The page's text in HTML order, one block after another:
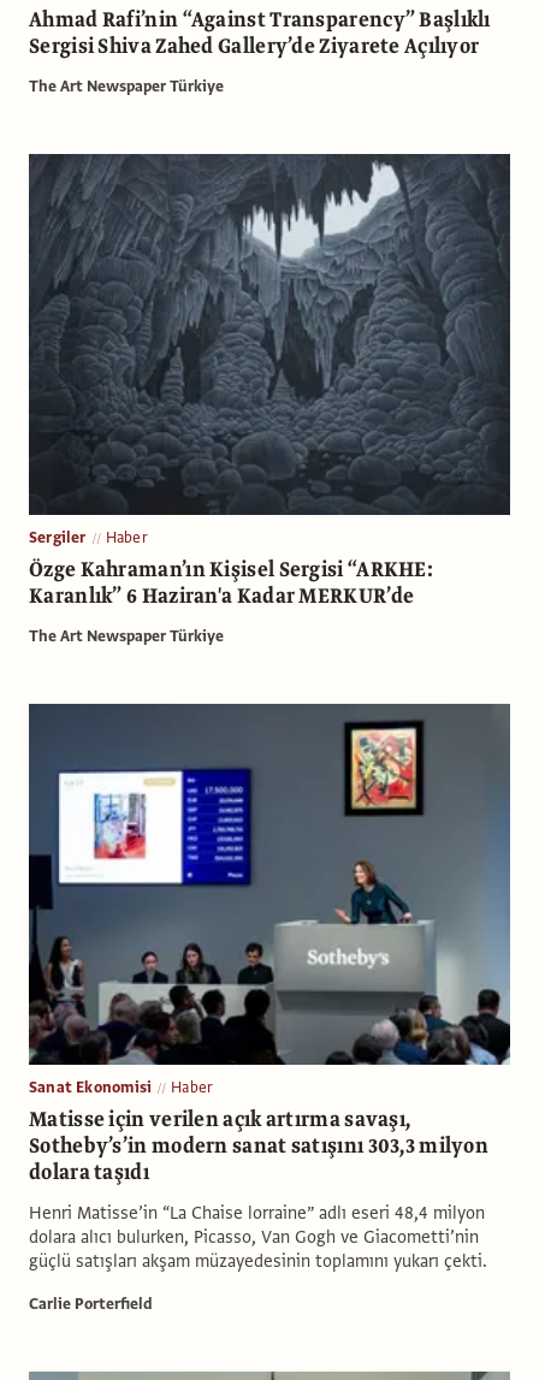
Ahmad Rafi’nin “Against Transparency” Başlıklı
Sergisi Shiva Zahed Gallery’de Ziyarete Açılıyor
The Art Newspaper Türkiye
Sergiler Haber
Özge Kahraman’ın Kişisel Sergisi “ARKHE:
Karanlık” 6 Haziran'a Kadar MERKUR’de
The Art Newspaper Türkiye
Sanat Ekonomisi Haber
Matisse için verilen açık artırma savaşı,
Sotheby’s’in modern sanat satışını 303,3 milyon
dolara taşıdı
Henri Matisse’in “La Chaise lorraine” adlı eseri 48,4 milyon
dolara alıcı bulurken, Picasso, Van Gogh ve Giacometti’nin
güçlü satışları akşam müzayedesinin toplamını yukarı çekti.
Carlie Porterfield